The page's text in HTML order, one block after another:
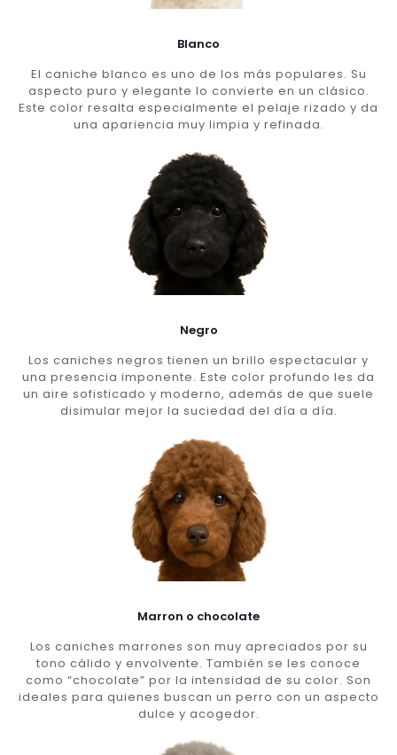
Blanco
El caniche blanco es uno de los más populares. Su
aspecto puro y elegante lo convierte en un clásico.
Este color resalta especialmente el pelaje rizado y da
una apariencia muy limpia y refinada.
Negro
Los caniches negros tienen un brillo espectacular y
una presencia imponente. Este color profundo les da
un aire sofisticado y moderno, además de que suele
disimular mejor la suciedad del día a día.
Marron o chocolate
Los caniches marrones son muy apreciados por su
tono cálido y envolvente. También se les conoce
como “chocolate” por la intensidad de su color. Son
ideales para quienes buscan un perro con un aspecto
dulce y acogedor.